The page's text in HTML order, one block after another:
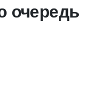
очередь